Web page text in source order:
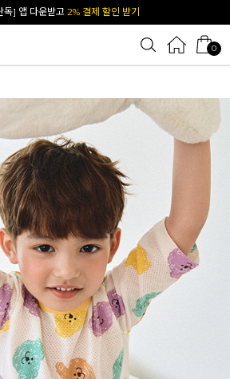
친 추가하면1천원 즉시 할인 쿠폰
0